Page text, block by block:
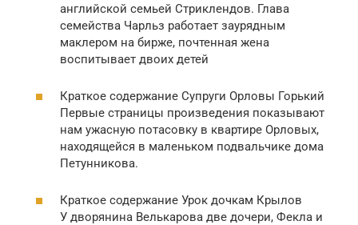
английской семьей Стриклендов. Глава
семейства Чарльз работает заурядным
маклером на бирже, почтенная жена
воспитывает двоих детей
Краткое содержание Супруги Орловы Горький
Первые страницы произведения показывают
нам ужасную потасовку в квартире Орловых,
находящейся в маленьком подвальчике дома
Петунникова.
Краткое содержание Урок дочкам Крылов
У дворянина Велькарова две дочери, Фекла и